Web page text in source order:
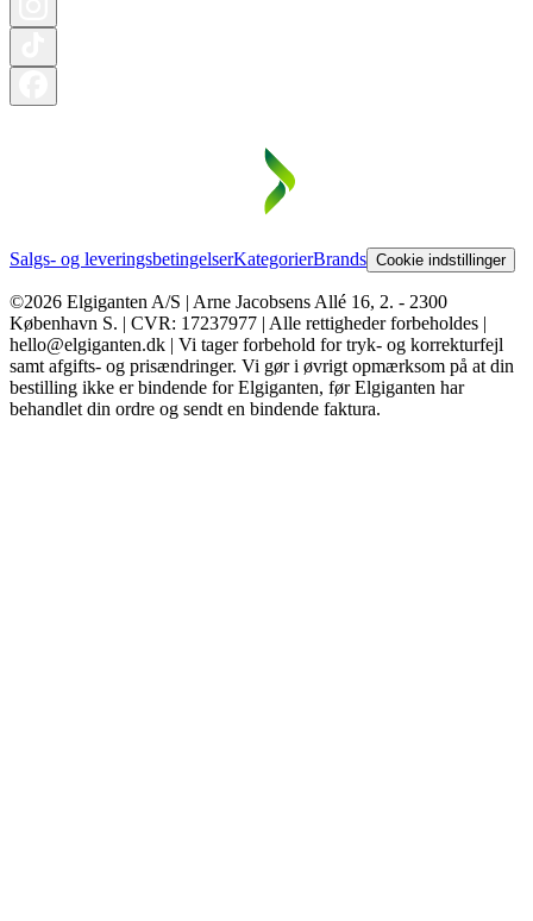
Salgs- og leveringsbetingelserKategorierBrands Cookie indstillinger
©2026 Elgiganten A/S | Arne Jacobsens Allé 16, 2. - 2300
København S. | CVR: 17237977 | Alle rettigheder forbeholdes |
hello@elgiganten.dk | Vi tager forbehold for tryk- og korrekturfejl
samt afgifts- og prisændringer. Vi gør i øvrigt opmærksom på at din
bestilling ikke er bindende for Elgiganten, før Elgiganten har
behandlet din ordre og sendt en bindende faktura.